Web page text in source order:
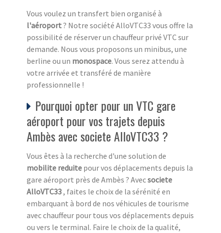
Vous voulez un transfert bien organisé à
l'aéroport? Notre société AlloVTC33 vous offre la
possibilité de réserver un chauffeur privé VTC sur
demande. Nous vous proposons un minibus, une
berline ou un monospace. Vous serez attendu à
votre arrivée et transféré de manière
professionnelle !
Pourquoi opter pour un VTC gare
aéroport pour vos trajets depuis
Ambès avec societe AlloVTC33 ?
Vous êtes à la recherche d'une solution de
mobilite reduite pour vos déplacements depuis la
gare aéroport près de Ambès ? Avecsociete
AlloVTC33 , faites le choix de la sérénité en
embarquant à bord de nos véhicules de tourisme
avec chauffeur pour tous vos déplacements depuis
ou vers le terminal. Faire le choix de la qualité,